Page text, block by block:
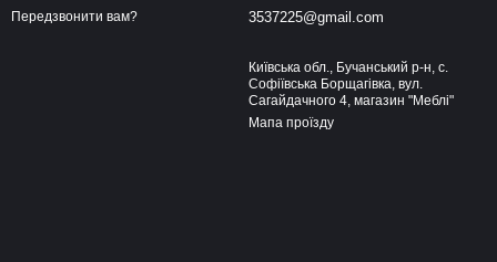
Передзвонити вам?
3537225@gmail.com
Київська обл., Бучанський р-н, с.
Софіївська Борщагівка, вул.
Сагайдачного 4, магазин "Меблі"
Мапа проїзду